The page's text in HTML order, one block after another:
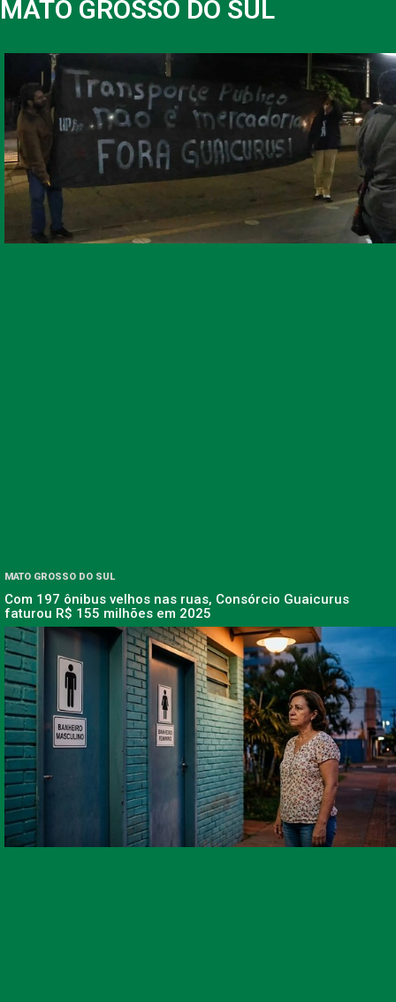
MATO GROSSO DO SUL
MATO GROSSO DO SUL
Com 197 ônibus velhos nas ruas, Consórcio Guaicurus
faturou R$ 155 milhões em 2025